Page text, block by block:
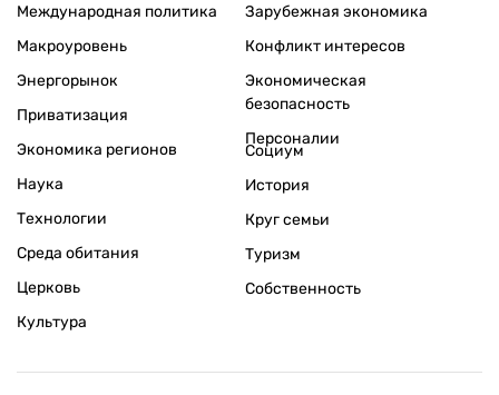
Международная политика
Макроуровень
Энергорынок
Приватизация
Экономика регионов
Зарубежная экономика
Конфликт интересов
Экономическая
безопасность
Персоналии
Наука
Технологии
Среда обитания
Церковь
Культура
Социум
История
Круг семьи
Туризм
Собственность